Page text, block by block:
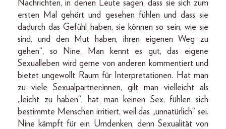
Nachrichten, in denen Leute sagen, dass sie sich zum
ersten Mal gehört und gesehen fühlen und dass sie
dadurch das Gefühl haben, sie können so sein, wie sie
sind, und den Mut haben, ihren eigenen Weg zu
gehen“, so Nine. Man kennt es gut, das eigene
Sexualleben wird gerne von anderen kommentiert und
bietet ungewollt Raum für Interpretationen. Hat man
zu viele Sexualpartner:innen, gilt man vielleicht als
„leicht zu haben“, hat man keinen Sex, fühlen sich
bestimmte Menschen irritiert, weil das „unnatürlich“ sei.
Nine kämpft für ein Umdenken, denn Sexualität von